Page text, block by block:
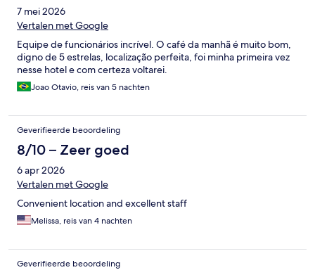
7 mei 2026
Vertalen met Google
Equipe de funcionários incrível. O café da manhã é muito bom,
digno de 5 estrelas, localização perfeita, foi minha primeira vez
nesse hotel e com certeza voltarei.
Joao Otavio, reis van 5 nachten
Geverifieerde beoordeling
8/10 – Zeer goed
6 apr 2026
Vertalen met Google
Convenient location and excellent staff
Melissa, reis van 4 nachten
Geverifieerde beoordeling